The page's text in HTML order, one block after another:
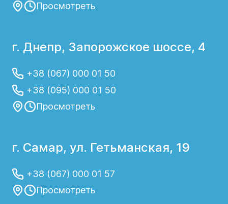
Просмотреть
г. Днепр, Запорожское шоссе, 4
+38 (067) 000 01 50
+38 (095) 000 01 50
Просмотреть
г. Самар, ул. Гетьманская, 19
+38 (067) 000 01 57
Просмотреть